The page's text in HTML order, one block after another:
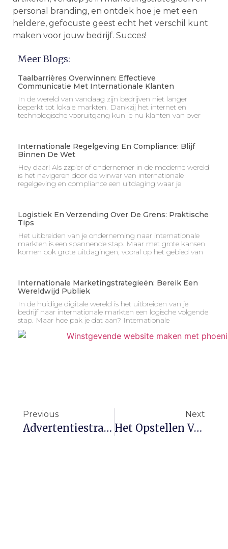
personal branding, en ontdek hoe je met een
heldere, gefocuste geest echt het verschil kunt
maken voor jouw bedrijf. Succes!
Meer Blogs:
Taalbarrières Overwinnen: Effectieve
Communicatie Met Internationale Klanten
In de wereld van vandaag zijn bedrijven niet langer
beperkt tot lokale markten. Dankzij het internet en
technologische vooruitgang kun je nu klanten van over
Internationale Regelgeving En Compliance: Blijf
Binnen De Wet
Hey daar! Als zzp’er of ondernemer in de moderne wereld
is het navigeren door de wirwar van internationale
regelgeving en compliance een uitdaging waar je
Logistiek En Verzending Over De Grens: Praktische
Tips
Het uitbreiden van je onderneming naar internationale
markten is een spannende stap. Maar met grote kansen
komen ook grote uitdagingen, vooral op het gebied van
Internationale Marketingstrategieën: Bereik Een
Wereldwijd Publiek
In de huidige digitale wereld is het uitbreiden van je
bedrijf naar internationale markten een logische volgende
stap. Maar hoe pak je dat aan? Internationale
Previous
Advertentiestrategieën Voor Instagram En Facebook: Meer ROI Uit Je Budget
Next
Het Opstellen Van Een Businessplan: Jouw Roadmap Naar Succes